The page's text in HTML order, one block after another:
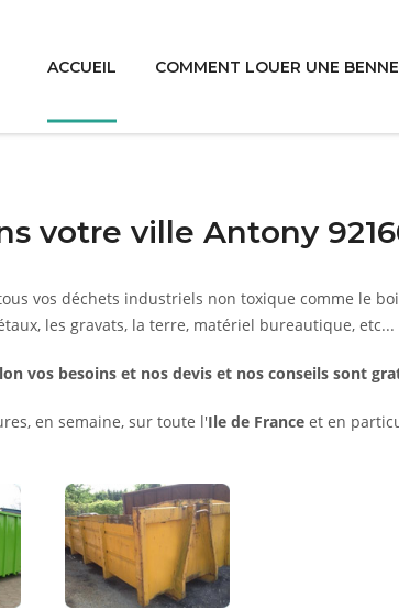
ACCUEIL COMMENT LOUER UNE BENNE
votre ville Antony
vos déchets industriels non toxique comme le
les gravats, la terre, matériel bureautique, etc...
vos besoins et nos devis et nos conseils sont
en semaine, sur toute l'Ile de France et en